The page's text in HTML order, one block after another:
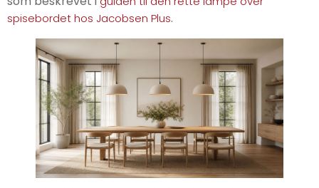
spisebordet hos Jacobsen Plus.